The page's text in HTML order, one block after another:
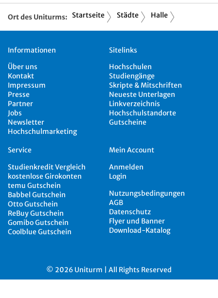
Ort des Uniturms: Startseite Städte Halle
Informationen
Über uns
Kontakt
Impressum
Presse
Partner
Jobs
Newsletter
Hochschulmarketing
Sitelinks
Hochschulen
Studiengänge
Skripte & Mitschriften
Neueste Unterlagen
Linkverzeichnis
Hochschulstandorte
Gutscheine
Service
Studienkredit Vergleich
kostenlose Girokonten
temu Gutschein
Babbel Gutschein
Otto Gutschein
ReBuy Gutschein
Gomibo Gutschein
Coolblue Gutschein
Mein Account
Anmelden
Login
Nutzungsbedingungen
AGB
Datenschutz
Flyer und Banner
Download-Katalog
© 2026 Uniturm | All Rights Reserved